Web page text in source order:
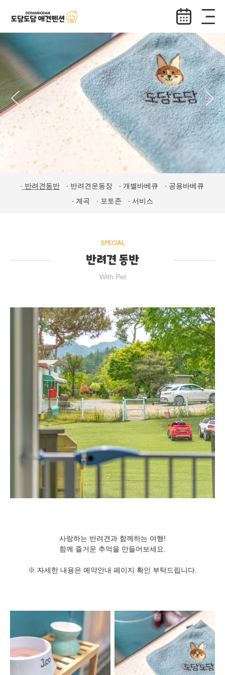
반려견동반 반려견운동장 개별바베큐
공용바베큐
계곡
포토존 서비스
SPECIAL
반려견 동반
With Pet
사랑하는 반려견과 함께하는 여행!
함께 즐거운 추억을 만들어보세요.
※ 자세한 내용은 예약안내 페이지 확인 부탁드립니다.